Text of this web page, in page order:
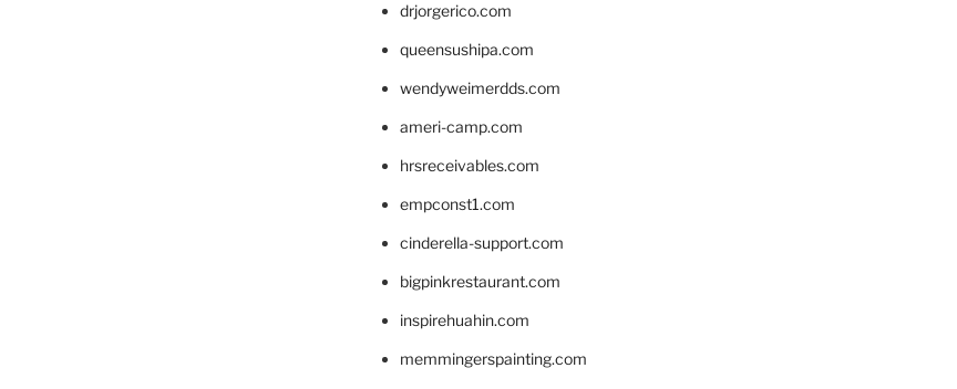
drjorgerico.com
queensushipa.com
wendyweimerdds.com
ameri-camp.com
hrsreceivables.com
empconst1.com
cinderella-support.com
bigpinkrestaurant.com
inspirehuahin.com
memmingerspainting.com